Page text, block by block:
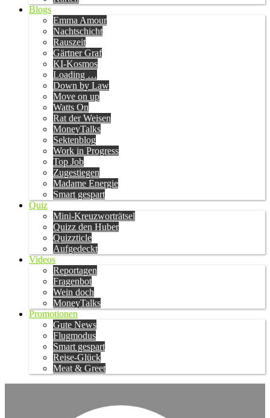
Blogs
Emma Amour
Nachtschicht
Rauszeit
Gärtner Graf
KI-Kosmos
Loading …
Down by Law
Move on up
Watts On
Rat der Weisen
MoneyTalks
Sektenblog
Work in Progress
Top Job
Zugestiegen
Madame Energie
Smart gespart
Quiz
Mini-Kreuzworträtsel
Quizz den Huber
Quizzticle
Aufgedeckt
Videos
Reportagen
Fragenbot
Wein doch
MoneyTalks
Promotionen
Gute News
Flugmodus
Smart gespart
Reise-Glück
Meat & Greet